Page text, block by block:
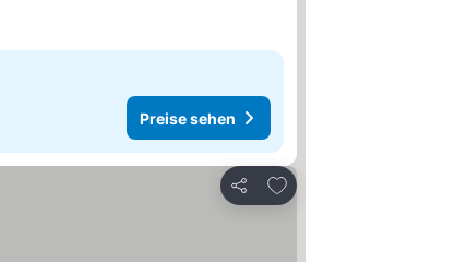
Preise sehen
Teilen
Zu Favoriten hinzufügen